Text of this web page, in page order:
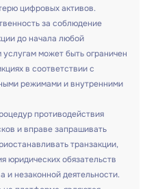
цифровых активов.
за соблюдение
до начала любой
может быть ограничен
в соответствии с
режимами и внутренними
противодействия
и вправе запрашивать
транзакции,
юридических обязательств
и незаконной деятельности.